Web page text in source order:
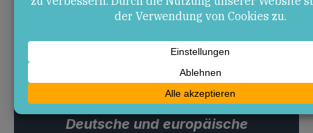
"Ob das Referendum tatsächlich
abgehalten wird und welche
internationale Anerkennung ein neuer
Staat im Süden erhält, bleibt offen.
Deutsche und europäische